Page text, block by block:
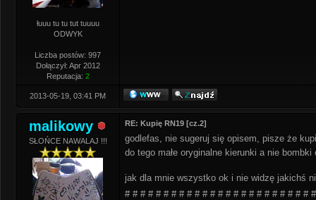
łuuu tu tu tut tuuuu
ODWYK
Liczba postów: 997
Dołączył: Apr 2012
Reputacja: 2
2013-05-19, 03:41 PM
malikowy
SŁOŃCE NAWALAJ !!!
RE: Kupię RN19 [cz.2]
godlefas, nie sugeruj się opisem, pisze że
do tego małe oryginalne kierunki a nie
jak dla mnie wszystko ok i nie widzę jakichś
# # # # # # # # # # # # # # # # # # # # # # # #